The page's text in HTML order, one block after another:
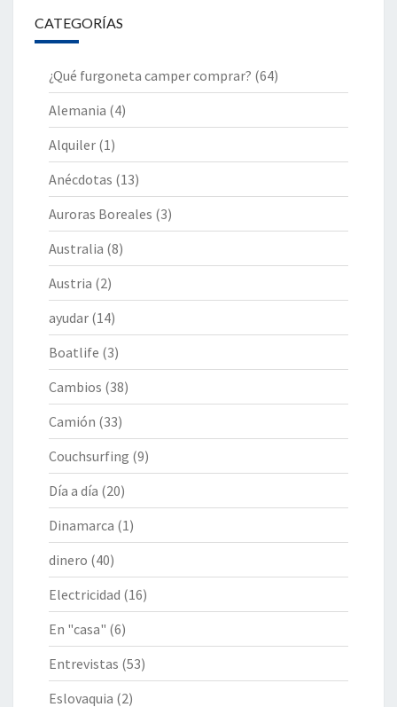
CATEGORÍAS
¿Qué furgoneta camper comprar? (64)
Alemania (4)
Alquiler (1)
Anécdotas (13)
Auroras Boreales (3)
Australia (8)
Austria (2)
ayudar (14)
Boatlife (3)
Cambios (38)
Camión (33)
Couchsurfing (9)
Día a día (20)
Dinamarca (1)
dinero (40)
Electricidad (16)
En "casa" (6)
Entrevistas (53)
Eslovaquia (2)